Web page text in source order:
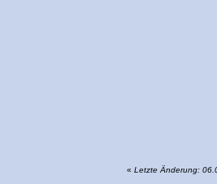
« Letzte Änderung: